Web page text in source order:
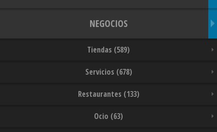
NEGOCIOS
Tiendas (589)
Servicios (678)
Restaurantes (133)
Ocio (63)